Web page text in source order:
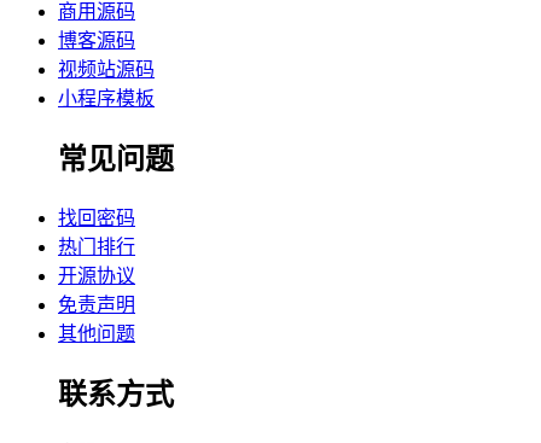
商用源码
博客源码
视频站源码
小程序模板
常见问题
找回密码
热门排行
开源协议
免责声明
其他问题
联系方式